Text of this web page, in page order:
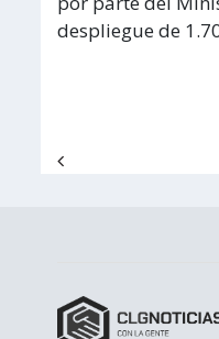
despliegue de